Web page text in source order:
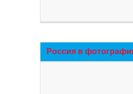
Россия в